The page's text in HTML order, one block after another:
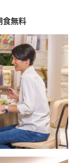
食無料